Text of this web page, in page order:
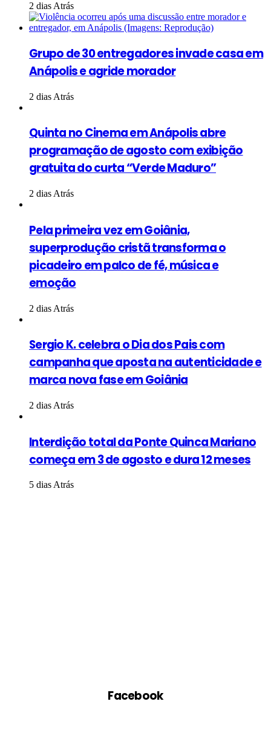
2 dias Atrás
Grupo de 30 entregadores invade casa em
Anápolis e agride morador
2 dias Atrás
Quinta no Cinema em Anápolis abre
programação de agosto com exibição
gratuita do curta “Verde Maduro”
2 dias Atrás
Pela primeira vez em Goiânia,
superprodução cristã transforma o
picadeiro em palco de fé, música e
emoção
2 dias Atrás
Sergio K. celebra o Dia dos Pais com
campanha que aposta na autenticidade e
marca nova fase em Goiânia
2 dias Atrás
Interdição total da Ponte Quinca Mariano
começa em 3 de agosto e dura 12 meses
5 dias Atrás
Facebook